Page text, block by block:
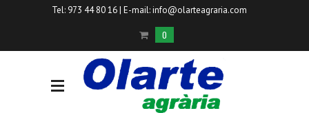
Tel: 973 44 80 16 | E-mail:info@olarteagraria.com
0